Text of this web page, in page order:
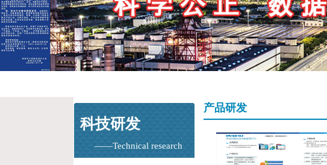
科技研发
——Technical research
产品研发